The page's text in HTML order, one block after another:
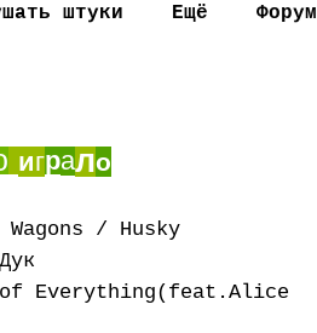
штуки Ещё Форум
играло
/ Husky
of Everything(feat.Alice